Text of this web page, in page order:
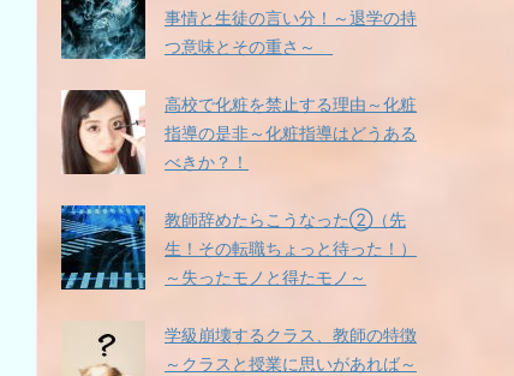
事情と生徒の言い分！～退学の持
つ意味とその重さ～
高校で化粧を禁止する理由～化粧
指導の是非～化粧指導はどうある
べきか？！
教師辞めたらこうなった②（先
生！その転職ちょっと待った！）
～失ったモノと得たモノ～
学級崩壊するクラス、教師の特徴
～クラスと授業に思いがあれば～